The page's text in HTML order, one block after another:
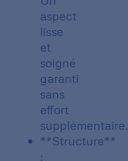
aspect
lisse
et
soigné
garanti
sans
effort
supplémentaire.
**Structure**
: